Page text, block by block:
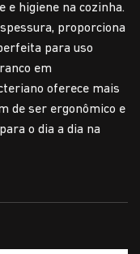
e higiene na cozinha.
proporciona
para uso
em
oferece mais
de ser ergonômico e
o dia a dia na